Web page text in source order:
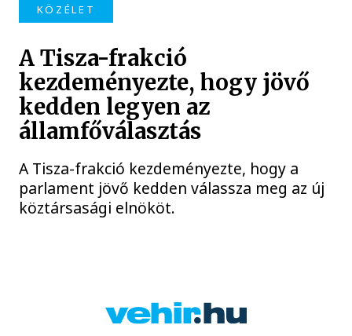
KÖZÉLET
A Tisza-frakció
kezdeményezte, hogy jövő
kedden legyen az
államfőválasztás
A Tisza-frakció kezdeményezte, hogy a
parlament jövő kedden válassza meg az új
köztársasági elnököt.